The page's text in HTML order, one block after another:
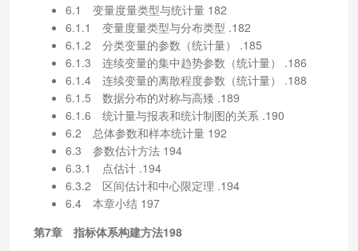
6.1 变量度量类型与统计量 182
6.1.1 变量度量类型与分布类型 .182
6.1.2 分类变量的参数（统计量） .185
6.1.3 连续变量的集中趋势参数（统计量） .186
6.1.4 连续变量的离散程度参数（统计量） .188
6.1.5 数据分布的对称与高矮 .189
6.1.6 统计量与报表和统计制图的关系 .190
6.2 总体参数和样本统计量 192
6.3 参数估计方法 194
6.3.1 点估计 .194
6.3.2 区间估计和中心限定理 .194
6.4 本章小结 197
第7章 指标体系构建方法198